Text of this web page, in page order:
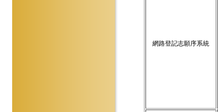
網路登記志願序系統